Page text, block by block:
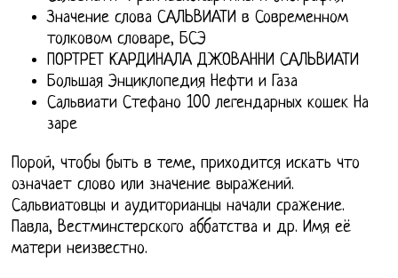
Значение слова САЛЬВИАТИ в Современном
толковом словаре, БСЭ
ПОРТРЕТ КАРДИНАЛА ДЖОВАННИ САЛЬВИАТИ
Большая Энциклопедия Нефти и Газа
Сальвиати Стефано 100 легендарных кошек На
заре
Порой, чтобы быть в теме, приходится искать что
означает слово или значение выражений.
Сальвиатовцы и аудиторианцы начали сражение.
Павла, Вестминстерского аббатства и др. Имя её
матери неизвестно.